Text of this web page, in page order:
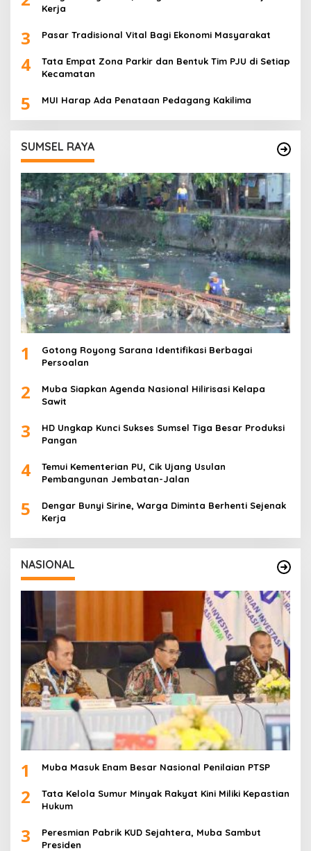
Kerja
3 Pasar Tradisional Vital Bagi Ekonomi Masyarakat
4
Tata Empat Zona Parkir dan Bentuk Tim PJU di Setiap
Kecamatan
5 MUI Harap Ada Penataan Pedagang Kakilima
SUMSEL RAYA
1
Gotong Royong Sarana Identifikasi Berbagai
Persoalan
2
Muba Siapkan Agenda Nasional Hilirisasi Kelapa
Sawit
3
HD Ungkap Kunci Sukses Sumsel Tiga Besar Produksi
Pangan
4
Temui Kementerian PU, Cik Ujang Usulan
Pembangunan Jembatan-Jalan
5
Dengar Bunyi Sirine, Warga Diminta Berhenti Sejenak
Kerja
NASIONAL
1 Muba Masuk Enam Besar Nasional Penilaian PTSP
2
Tata Kelola Sumur Minyak Rakyat Kini Miliki Kepastian
Hukum
3
Peresmian Pabrik KUD Sejahtera, Muba Sambut
Presiden